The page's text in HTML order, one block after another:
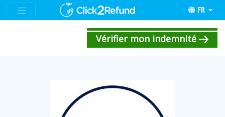
FR
Vérifier mon indemnité